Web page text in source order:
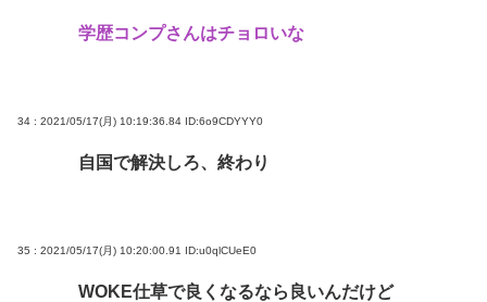
学歴コンプさんはチョロいな
34 : 2021/05/17(月) 10:19:36.84 ID:6o9CDYYY0
自国で解決しろ、終わり
35 : 2021/05/17(月) 10:20:00.91 ID:u0qlCUeE0
WOKE仕草で良くなるなら良いんだけど